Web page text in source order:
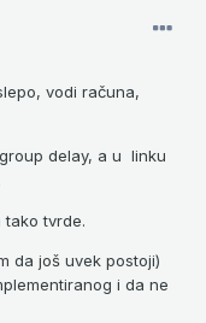
vodi računa,
delay, a u linku
tvrde.
da još uvek postoji)
i da ne